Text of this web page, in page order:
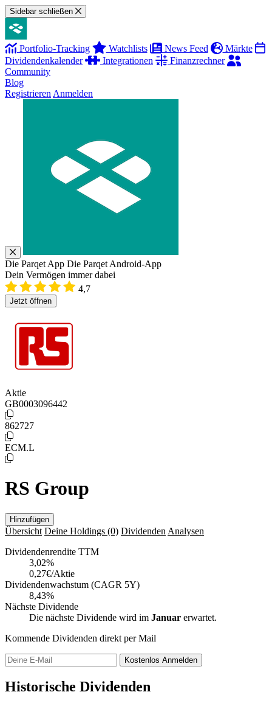
Sidebar schließen
Portfolio-Tracking Watchlists News Feed
Märkte
Dividendenkalender
Integrationen
Finanzrechner
Community
Blog
Registrieren Anmelden
Die Parqet App Die Parqet Android-App
Dein Vermögen immer dabei
4,7
Jetzt öffnen
Aktie
GB0003096442
862727
ECM.L
RS Group
Hinzufügen
Übersicht Deine Holdings (0) Dividenden Analysen
Dividendenrendite TTM
3,02%
0,27€/Aktie
Dividendenwachstum (CAGR 5Y)
8,43%
Nächste Dividende
Die nächste Dividende wird im Januar erwartet.
Kommende Dividenden direkt per Mail
Kostenlos Anmelden
Historische Dividenden